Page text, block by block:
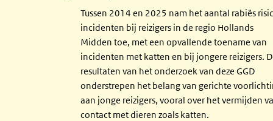
Tussen 2014 en 2025 nam het aantal rabiës
incidenten bij reizigers in de regio Hollands
Midden toe, met een opvallende toename van
incidenten met katten en bij jongere reizigers.
resultaten van het onderzoek van deze GGD
onderstrepen het belang van gerichte
aan jonge reizigers, vooral over het vermijden
contact met dieren zoals katten.